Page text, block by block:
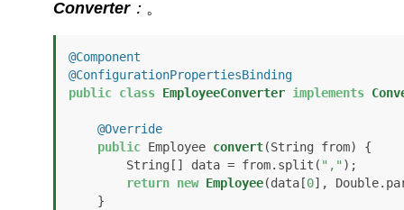
Converter： 。
@Component
@ConfigurationPropertiesBinding
public class EmployeeConverter implements
@Override
public Employee convert(String from)
{
        String[] data = from.split(
"," );
return new Employee(data[0],